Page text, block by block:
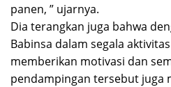
panen, ” ujarnya.
Dia terangkan juga bahwa
Babinsa dalam segala
memberikan motivasi dan
pendampingan tersebut juga